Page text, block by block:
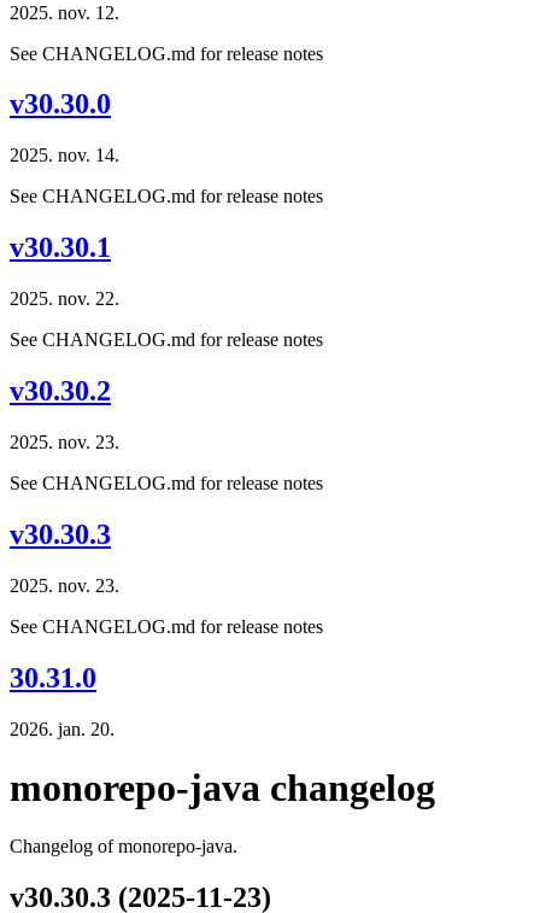
2025. nov. 12.
See CHANGELOG.md for release notes
v30.30.0
2025. nov. 14.
See CHANGELOG.md for release notes
v30.30.1
2025. nov. 22.
See CHANGELOG.md for release notes
v30.30.2
2025. nov. 23.
See CHANGELOG.md for release notes
v30.30.3
2025. nov. 23.
See CHANGELOG.md for release notes
30.31.0
2026. jan. 20.
monorepo-java changelog
Changelog of monorepo-java.
v30.30.3 (2025-11-23)